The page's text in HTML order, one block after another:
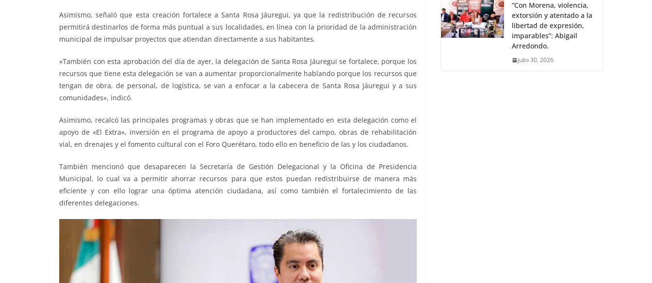
Asimismo, señaló que esta creación fortalece a Santa Rosa Jáuregui, ya que la redistribución de recursos
permitirá destinarlos de forma más puntual a sus localidades, en línea con la prioridad de la administración
municipal de impulsar proyectos que atiendan directamente a sus habitantes.
«También con esta aprobación del día de ayer, la delegación de Santa Rosa Jáuregui se fortalece, porque los
recursos que tiene esta delegación se van a aumentar proporcionalmente hablando porque los recursos que
tengan de obra, de personal, de logística, se van a enfocar a la cabecera de Santa Rosa Jáuregui y a sus
comunidades», indicó.
Asimismo, recalcó las principales programas y obras que se han implementado en esta delegación como el
apoyo de «El Extra», inversión en el programa de apoyo a productores del campo, obras de rehabilitación
vial, en drenajes y el fomento cultural con el Foro Querétaro, todo ello en beneficio de las y los ciudadanos.
También mencionó que desaparecen la Secretaría de Gestión Delegacional y la Oficina de Presidencia
Municipal, lo cual va a permitir ahorrar recursos para que estos puedan redistribuirse de manera más
eficiente y con ello lograr una óptima atención ciudadana, así como también el fortalecimiento de las
diferentes delegaciones.
“Con Morena, violencia,
extorsión y atentado a la
libertad de expresión,
imparables”: Abigail
Arredondo.
julio 30, 2026